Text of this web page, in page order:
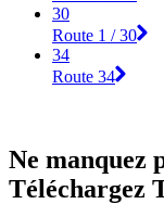
30
Route 1 / 30
34
Route 34
Ne manquez
Téléchargez